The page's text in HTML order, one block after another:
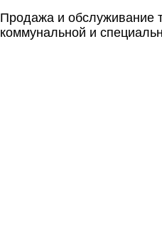
Продажа и обслуживание
коммунальной и